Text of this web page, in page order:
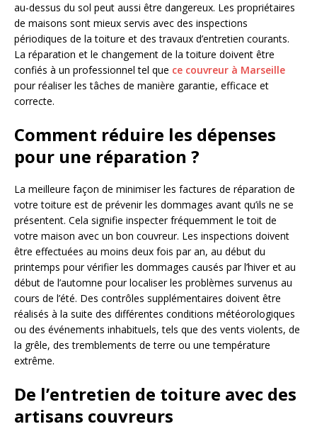
au-dessus du sol peut aussi être dangereux. Les propriétaires
de maisons sont mieux servis avec des inspections
périodiques de la toiture et des travaux d’entretien courants.
La réparation et le changement de la toiture doivent être
confiés à un professionnel tel que ce couvreur à Marseille
pour réaliser les tâches de manière garantie, efficace et
correcte.
Comment réduire les dépenses
pour une réparation ?
La meilleure façon de minimiser les factures de réparation de
votre toiture est de prévenir les dommages avant qu’ils ne se
présentent. Cela signifie inspecter fréquemment le toit de
votre maison avec un bon couvreur. Les inspections doivent
être effectuées au moins deux fois par an, au début du
printemps pour vérifier les dommages causés par l’hiver et au
début de l’automne pour localiser les problèmes survenus au
cours de l’été. Des contrôles supplémentaires doivent être
réalisés à la suite des différentes conditions météorologiques
ou des événements inhabituels, tels que des vents violents, de
la grêle, des tremblements de terre ou une température
extrême.
De l’entretien de toiture avec des
artisans couvreurs